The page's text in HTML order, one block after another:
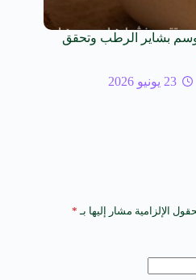
موسم بشاير الرطب وتحقق
23 يونيو 2026
الإلزامية مشار إليها بـ *